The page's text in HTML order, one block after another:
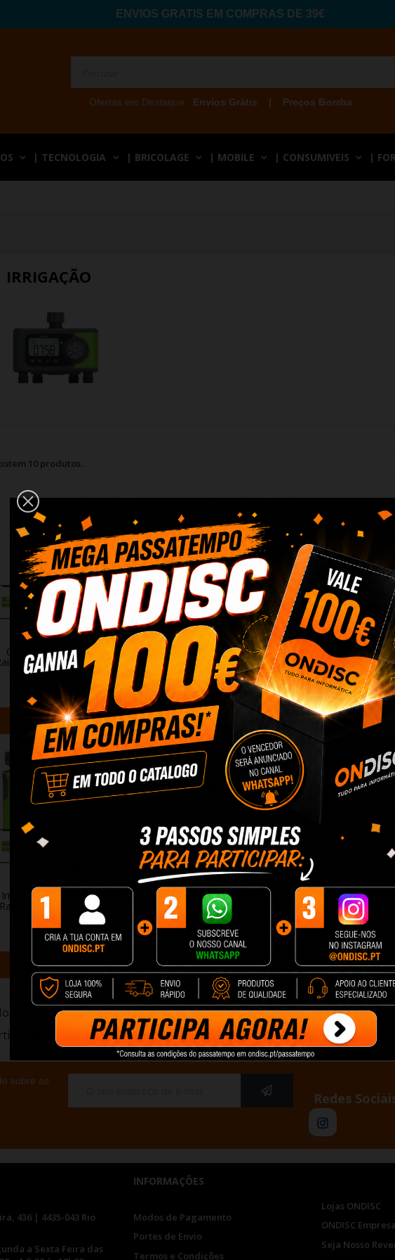
ENVIOS GRATIS EM COMPRAS DE 39€
Ofertas em Destaque: Envios Grátis | Preços Bomba
| TECNOLOGIA | BRICOLAGE | MOBILE | CONSUMIVEIS |
IRRIGAÇÃO
10 produtos.
Controlador Aspersor
4 Zonas c/APP...
40,90 €
+ Adicionar
Controlador de Irrigação
Multizona RainPoint
65,90 €
+ Adicionar
Medidor de Agua Digital
RainPoint
10,90 €
+ Adicionar
Irrigador c/ Controlador
RainPoint 1 Zona c/ APP
46,90 €
+ Adicionar
Irrigador c/ Controlador
RainPoint 2 Zonas...
60,90 €
+ Adicionar
Kit Bomba Agua Solar
Inteligente c/ Gateway...
68,90 €
+ Adicionar
1-10 de um total de 10
sobre as
Redes
436 | 4435-043 Rio
a Sexta Feira das
INFORMAÇÕES
Modos de Pagamento
Portes de Envio
Termos e Condições
Lojas ONDISC
ONDISC
Seja Nosso